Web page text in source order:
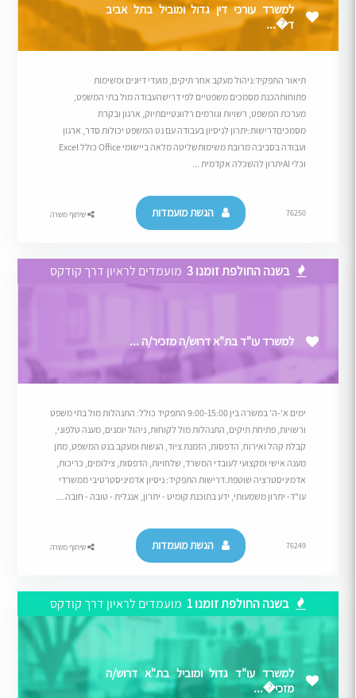
למשרד עורכי דין גדול ומוביל בתל אביב
ד�...
תיאור התפקיד:ניהול מעקב אחר תיקים, מועדי דיונים ומשימות
פתוחותהכנת מסמכים משפטיים לפי דרישהעבודה מול בתי המשפט,
מערכת המשפט, רשויות וגורמים רלוונטייםתיוק, ארגון ובקרת
מסמכיםדרישות:יתרון לניסיון בעבודה עם נט המשפט יכולות סדר, ארגון
ועבודה בסביבה מרובת משימותשליטה מלאה ביישומי Office כולל Excel
וכלי AIיתרון להשכלה אקדמית ...
76250 הגשת מועמדות שיתוף משרה
בשנה החולפת זומנו 3 מועמדים לראיון דרך קודקס
למשרד עו"ד בת"א דרוש/ה מזכיר/ה ...
ימים א'-ה' במשרה בין 9:00-15:00 התפקיד כולל: התנהלות מול בתי משפט
ורשויות, פתיחת תיקים, התנהלות מול לקוחות, ניהול יומנים, מענה טלפוני,
קבלת קהל ואירוח, הדפסות, הזמנת ציוד, הגשות ומעקב בנט המשפט, מתן
מענה אישי ומקצועי לעובדי המשרד, שלחויות, הדפסות, צילומים, כריכות,
אדמיניסטרציה שוטפת.דרישות התפקיד: ניסיון אדמיניסטרטיבי ממשרדי
עו"ד- יתרון משמעותי, ידע בתוכנת קומיט - יתרון, אנגלית - טובה - חובה....
76249 הגשת מועמדות שיתוף משרה
בשנה החולפת זומנו 1 מועמדים לראיון דרך קודקס
למשרד עו"ד גדול ומוביל בת"א דרוש/ה
מזכי�...